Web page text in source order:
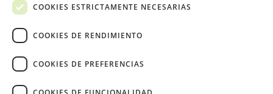
COOKIES ESTRICTAMENTE NECESARIAS
COOKIES DE RENDIMIENTO
COOKIES DE PREFERENCIAS